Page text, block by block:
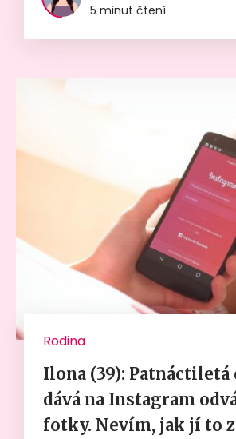
5 minut čtení
Rodina
Ilona (39): Patnáctiletá
dává na Instagram
fotky. Nevím, jak jí to